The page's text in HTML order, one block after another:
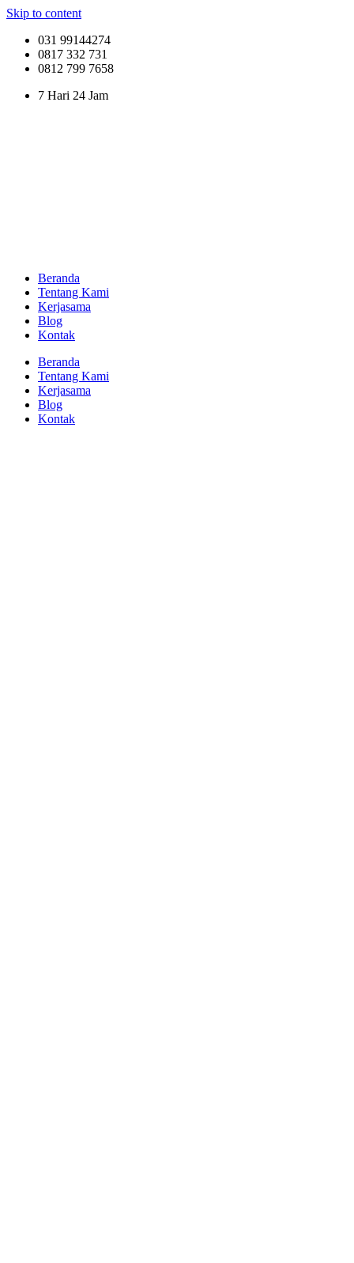
Skip to content
031 99144274
0817 332 731
0812 799 7658
7 Hari 24 Jam
Beranda
Tentang Kami
Kerjasama
Blog
Kontak
Beranda
Tentang Kami
Kerjasama
Blog
Kontak